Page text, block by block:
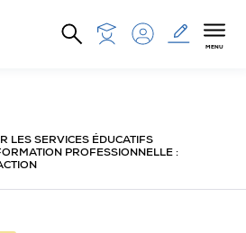
MENU
LES SERVICES ÉDUCATIFS
PROFESSIONNELLE :